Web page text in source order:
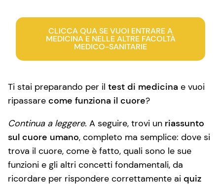
CLICCA QUA SE VUOI ENTRARE A
MEDICINA E NELLE ALTRE FACOLTÀ
MEDICO-SANITARIE
Ti stai preparando per il test di medicina e vuoi
ripassare come funziona il cuore?
Continua a leggere. A seguire, trovi un riassunto
sul cuore umano, completo ma semplice: dove si
trova il cuore, come è fatto, quali sono le sue
funzioni e gli altri concetti fondamentali, da
ricordare per rispondere correttamente ai quiz